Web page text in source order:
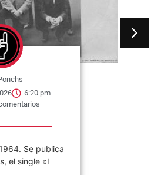
6:20 pm
Se publica
el single «I